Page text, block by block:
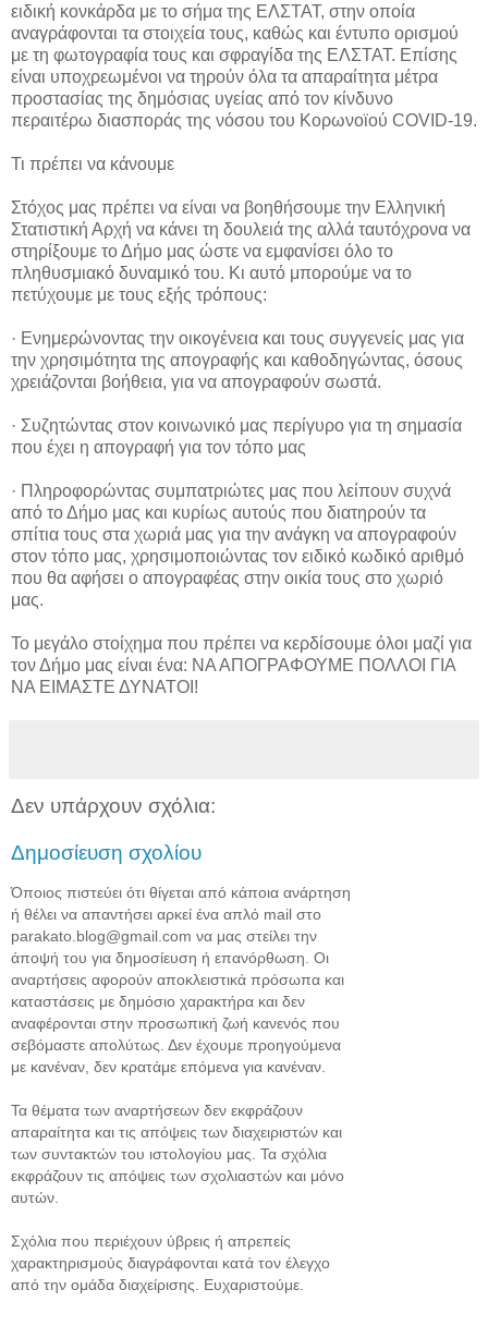
ειδική κονκάρδα με το σήμα της ΕΛΣΤΑΤ, στην οποία
αναγράφονται τα στοιχεία τους, καθώς και έντυπο ορισμού
με τη φωτογραφία τους και σφραγίδα της ΕΛΣΤΑΤ. Επίσης
είναι υποχρεωμένοι να τηρούν όλα τα απαραίτητα μέτρα
προστασίας της δημόσιας υγείας από τον κίνδυνο
περαιτέρω διασποράς της νόσου του Κορωνοϊού COVID-19.
Τι πρέπει να κάνουμε
Στόχος μας πρέπει να είναι να βοηθήσουμε την Ελληνική
Στατιστική Αρχή να κάνει τη δουλειά της αλλά ταυτόχρονα να
στηρίξουμε το Δήμο μας ώστε να εμφανίσει όλο το
πληθυσμιακό δυναμικό του. Κι αυτό μπορούμε να το
πετύχουμε με τους εξής τρόπους:
· Ενημερώνοντας την οικογένεια και τους συγγενείς μας για
την χρησιμότητα της απογραφής και καθοδηγώντας, όσους
χρειάζονται βοήθεια, για να απογραφούν σωστά.
· Συζητώντας στον κοινωνικό μας περίγυρο για τη σημασία
που έχει η απογραφή για τον τόπο μας
· Πληροφορώντας συμπατριώτες μας που λείπουν συχνά
από το Δήμο μας και κυρίως αυτούς που διατηρούν τα
σπίτια τους στα χωριά μας για την ανάγκη να απογραφούν
στον τόπο μας, χρησιμοποιώντας τον ειδικό κωδικό αριθμό
που θα αφήσει ο απογραφέας στην οικία τους στο χωριό
μας.
Το μεγάλο στοίχημα που πρέπει να κερδίσουμε όλοι μαζί για
τον Δήμο μας είναι ένα: ΝΑ ΑΠΟΓΡΑΦΟΥΜΕ ΠΟΛΛΟΙ ΓΙΑ
ΝΑ ΕΙΜΑΣΤΕ ΔΥΝΑΤΟΙ!
Δεν υπάρχουν σχόλια:
Δημοσίευση σχολίου
Όποιος πιστεύει ότι θίγεται από κάποια ανάρτηση
ή θέλει να απαντήσει αρκεί ένα απλό mail στο
parakato.blog@gmail.com να μας στείλει την
άποψή του για δημοσίευση ή επανόρθωση. Οι
αναρτήσεις αφορούν αποκλειστικά πρόσωπα και
καταστάσεις με δημόσιο χαρακτήρα και δεν
αναφέρονται στην προσωπική ζωή κανενός που
σεβόμαστε απολύτως. Δεν έχουμε προηγούμενα
με κανέναν, δεν κρατάμε επόμενα για κανέναν.
Τα θέματα των αναρτήσεων δεν εκφράζουν
απαραίτητα και τις απόψεις των διαχειριστών και
των συντακτών του ιστολογίου μας. Τα σχόλια
εκφράζουν τις απόψεις των σχολιαστών και μόνο
αυτών.
Σχόλια που περιέχουν ύβρεις ή απρεπείς
χαρακτηρισμούς διαγράφονται κατά τον έλεγχο
από την ομάδα διαχείρισης. Ευχαριστούμε.